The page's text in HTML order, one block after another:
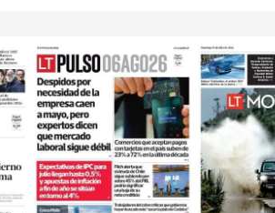
Opens in new window Opens in